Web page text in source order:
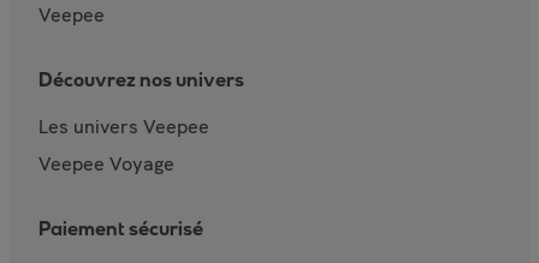
Veepee
Découvrez nos univers
Les univers Veepee
Veepee Voyage
Paiement sécurisé